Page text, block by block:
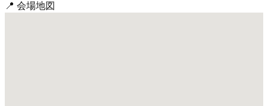
📍 会場地図